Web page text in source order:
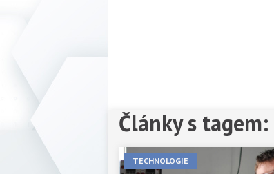
Články s
TECHNOLOGIE
Předchozí 1 2